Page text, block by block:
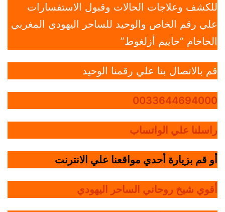
للكشف وعلاجات الحالات وقبول الاستفسارات
علي رقم الخاص والوحيد للساحر اليهودي المغربي
الحاخام “حاييم أزلغوط”
قم بالاتصال بنا علي رقمنا الوحيد
0033644694000
راسلنا علي الواتساب
أو قم بزيارة أحدي مواقعنا علي الانترنت
أقوي شيخ روحاني الساحر اليهودي